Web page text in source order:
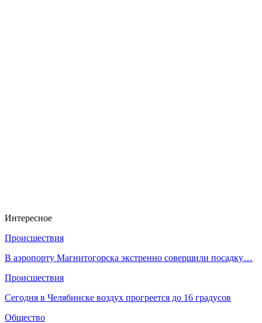
Интересное
Происшествия
В аэропорту Магнитогорска экстренно совершили посадку…
Происшествия
Сегодня в Челябинске воздух прогреется до 16 градусов
Общество